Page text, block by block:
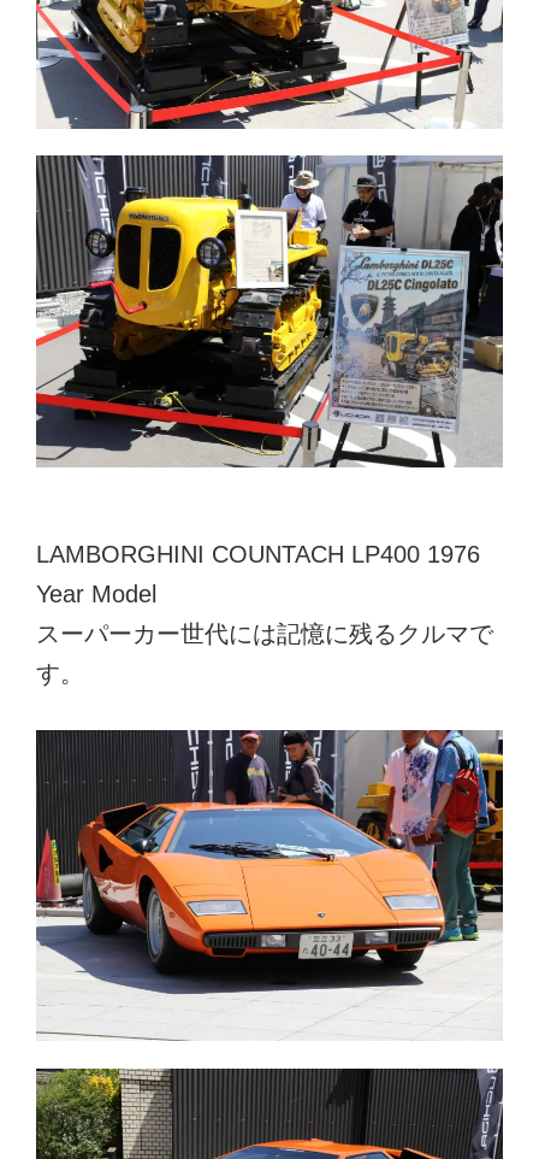
LAMBORGHINI COUNTACH LP400 1976
Year Model
スーパーカー世代には記憶に残るクルマで
す。